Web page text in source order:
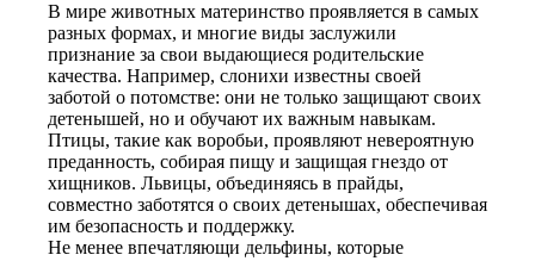
В мире животных материнство проявляется в самых
разных формах, и многие виды заслужили
признание за свои выдающиеся родительские
качества. Например, слонихи известны своей
заботой о потомстве: они не только защищают своих
детенышей, но и обучают их важным навыкам.
Птицы, такие как воробьи, проявляют невероятную
преданность, собирая пищу и защищая гнездо от
хищников. Львицы, объединяясь в прайды,
совместно заботятся о своих детенышах, обеспечивая
им безопасность и поддержку.
Не менее впечатляющи дельфины, которые